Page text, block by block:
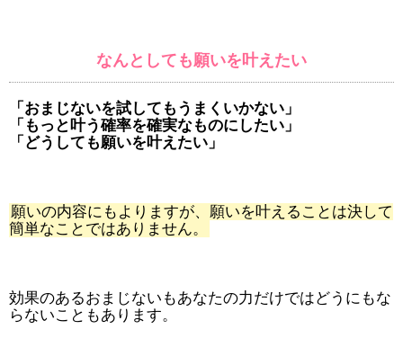
なんとしても願いを叶えたい
「おまじないを試してもうまくいかない」
「もっと叶う確率を確実なものにしたい」
「どうしても願いを叶えたい」
願いの内容にもよりますが、願いを叶えることは決して
簡単なことではありません。
効果のあるおまじないもあなたの力だけではどうにもな
らないこともあります。